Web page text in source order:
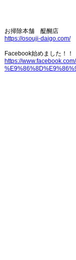
お掃除本舗 醍醐店
https://osouji-daigo.com/
Facebook始めました！
https://